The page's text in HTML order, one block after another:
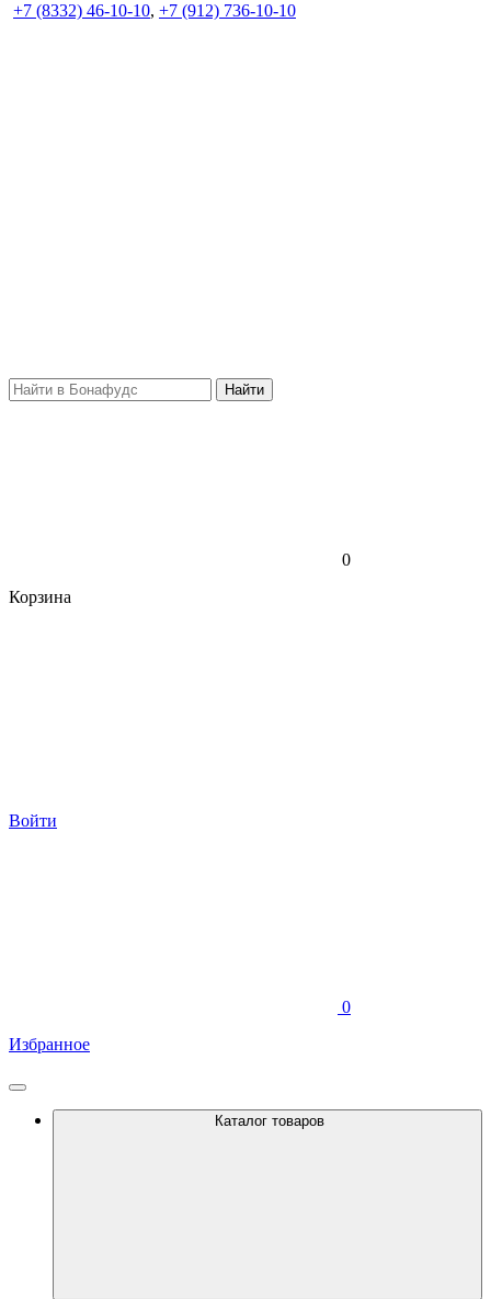
+7 (8332) 46-10-10, +7 (912) 736-10-10
Найти
0
Корзина
Войти
0
Избранное
Каталог товаров